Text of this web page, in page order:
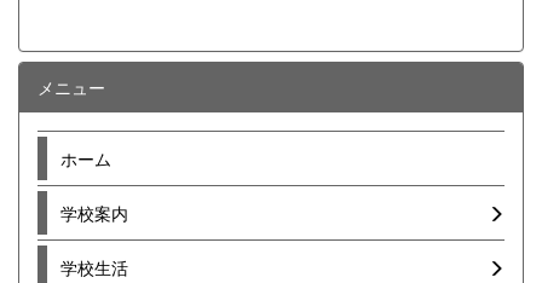
メニュー
ホーム
学校案内
学校生活